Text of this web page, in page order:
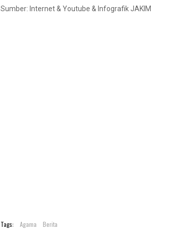
Sumber: Internet & Youtube & Infografik JAKIM
Tags: Agama Berita